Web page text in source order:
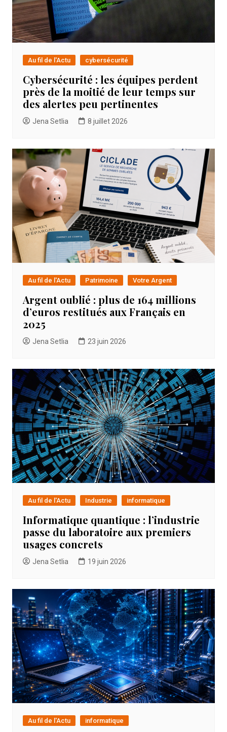
Au fil de l'Actu cybersécurité
Cybersécurité : les équipes perdent
près de la moitié de leur temps sur
des alertes peu pertinentes
Jena Setlia 8 juillet 2026
Au fil de l'Actu Patrimoine Votre Argent
Argent oublié : plus de 164 millions
d’euros restitués aux Français en
2025
Jena Setlia 23 juin 2026
Au fil de l'Actu Industrie informatique
Informatique quantique : l’industrie
passe du laboratoire aux premiers
usages concrets
Jena Setlia 19 juin 2026
Au fil de l'Actu informatique